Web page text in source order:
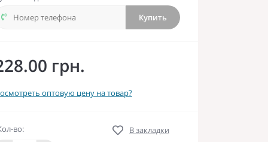
Купить
грн.
оптовую цену на товар?
во:
В закладки